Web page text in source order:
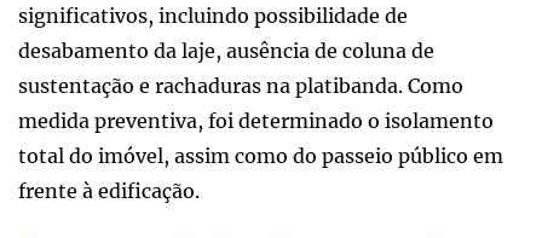
significativos, incluindo possibilidade de
desabamento da laje, ausência de coluna de
sustentação e rachaduras na platibanda. Como
medida preventiva, foi determinado o isolamento
total do imóvel, assim como do passeio público em
frente à edificação.